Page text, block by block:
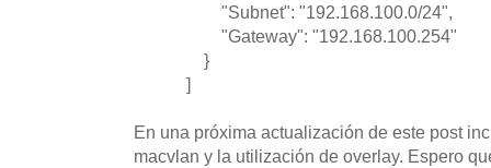
"Subnet": "192.168.100.0/24",
"Gateway": "192.168.100.254"
}
]
En una próxima actualización de este post
macvlan y la utilización de overlay. Espero